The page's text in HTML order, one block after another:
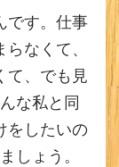
です。仕事
なくて、
て、でも見
な私と同
をしたいの
しょう。